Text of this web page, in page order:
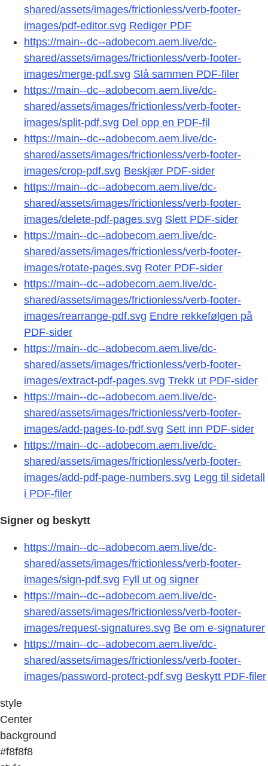
shared/assets/images/frictionless/verb-footer-
images/pdf-editor.svg Rediger PDF
https://main--dc--adobecom.aem.live/dc-
shared/assets/images/frictionless/verb-footer-
images/merge-pdf.svg Slå sammen PDF-filer
https://main--dc--adobecom.aem.live/dc-
shared/assets/images/frictionless/verb-footer-
images/split-pdf.svg Del opp en PDF-fil
https://main--dc--adobecom.aem.live/dc-
shared/assets/images/frictionless/verb-footer-
images/crop-pdf.svg Beskjær PDF-sider
https://main--dc--adobecom.aem.live/dc-
shared/assets/images/frictionless/verb-footer-
images/delete-pdf-pages.svg Slett PDF-sider
https://main--dc--adobecom.aem.live/dc-
shared/assets/images/frictionless/verb-footer-
images/rotate-pages.svg Roter PDF-sider
https://main--dc--adobecom.aem.live/dc-
shared/assets/images/frictionless/verb-footer-
images/rearrange-pdf.svg Endre rekkefølgen på
PDF-sider
https://main--dc--adobecom.aem.live/dc-
shared/assets/images/frictionless/verb-footer-
images/extract-pdf-pages.svg Trekk ut PDF-sider
https://main--dc--adobecom.aem.live/dc-
shared/assets/images/frictionless/verb-footer-
images/add-pages-to-pdf.svg Sett inn PDF-sider
https://main--dc--adobecom.aem.live/dc-
shared/assets/images/frictionless/verb-footer-
images/add-pdf-page-numbers.svg Legg til sidetall
i PDF-filer
Signer og beskytt
https://main--dc--adobecom.aem.live/dc-
shared/assets/images/frictionless/verb-footer-
images/sign-pdf.svg Fyll ut og signer
https://main--dc--adobecom.aem.live/dc-
shared/assets/images/frictionless/verb-footer-
images/request-signatures.svg Be om e-signaturer
https://main--dc--adobecom.aem.live/dc-
shared/assets/images/frictionless/verb-footer-
images/password-protect-pdf.svg Beskytt PDF-filer
style
Center
background
#f8f8f8